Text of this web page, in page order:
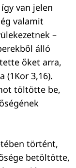
van jelen
valamit
–
álló
őket arra,
(1Kor 3,16).
töltötte be,
történt,
betöltötte,